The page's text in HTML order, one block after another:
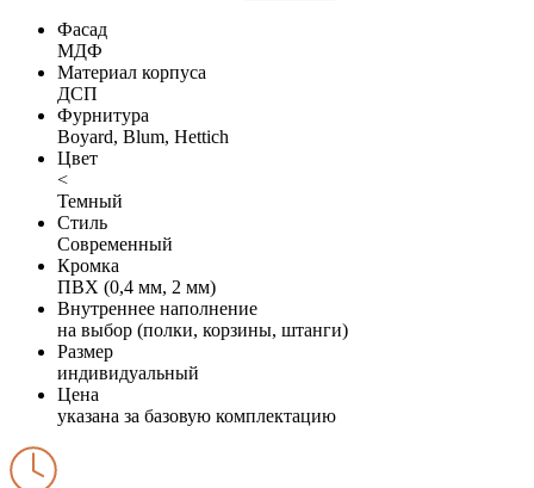
Фасад
МДФ
Материал корпуса
ДСП
Фурнитура
Boyard, Blum, Hettich
Цвет
<
Темный
Стиль
Современный
Кромка
ПВХ (0,4 мм, 2 мм)
Внутреннее наполнение
на выбор (полки, корзины, штанги)
Размер
индивидуальный
Цена
указана за базовую комплектацию